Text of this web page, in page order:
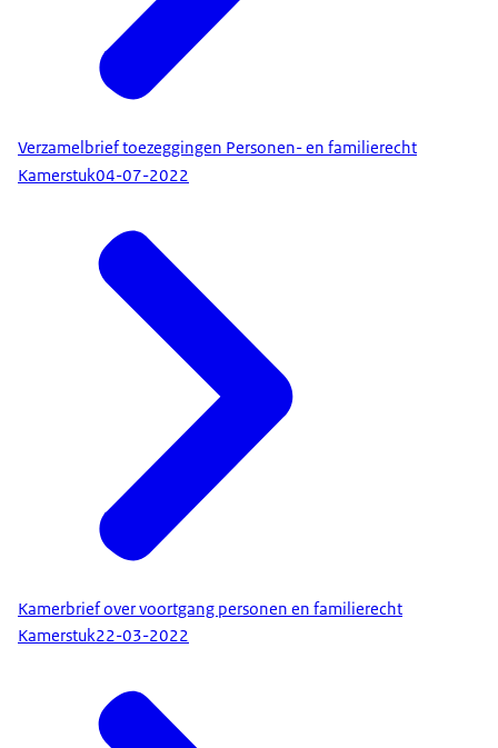
Verzamelbrief toezeggingen Personen- en familierecht
Kamerstuk04-07-2022
Kamerbrief over voortgang personen en familierecht
Kamerstuk22-03-2022